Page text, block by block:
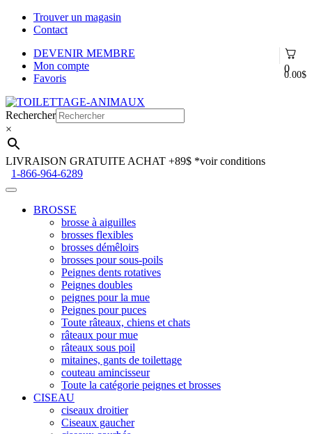
Trouver un magasin
Contact
0
0.00$
DEVENIR MEMBRE
Mon compte
Favoris
Aller
à
la
navigation
Aller
au
contenu
Rechercher
×
LIVRAISON GRATUITE ACHAT +89$ *voir conditions
1-866-964-6289
BROSSE
brosse à aiguilles
brosses flexibles
brosses démêloirs
brosses pour sous-poils
Peignes dents rotatives
Peignes doubles
peignes pour la mue
Peignes pour puces
Toute râteaux, chiens et chats
râteaux pour mue
râteaux sous poil
mitaines, gants de toilettage
couteau amincisseur
Toute la catégorie peignes et brosses
CISEAU
ciseaux droitier
Ciseaux gaucher